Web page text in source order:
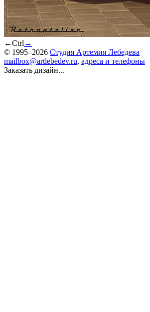
←Ctrl →
© 1995–2026 Студия Артемия Лебедева
mailbox@artlebedev.ru, адреса и телефоны
Заказать дизайн...